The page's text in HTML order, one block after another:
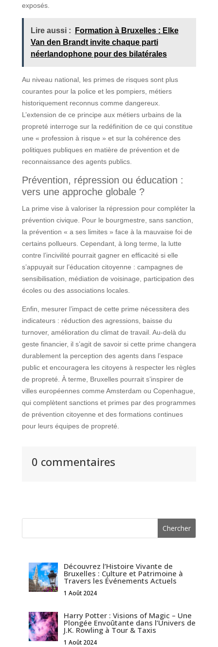
exposés.
Lire aussi :
Formation à Bruxelles : Elke
Van den Brandt invite chaque parti
néerlandophone pour des bilatérales
Au niveau national, les primes de risques sont plus
courantes pour la police et les pompiers, métiers
historiquement reconnus comme dangereux.
L’extension de ce principe aux métiers urbains de la
propreté interroge sur la redéfinition de ce qui constitue
une « profession à risque » et sur la cohérence des
politiques publiques en matière de prévention et de
reconnaissance des agents publics.
Prévention, répression ou éducation :
vers une approche globale ?
La prime vise à valoriser la répression pour compléter la
prévention civique. Pour le bourgmestre, sans sanction,
la prévention « a ses limites » face à la mauvaise foi de
certains pollueurs. Cependant, à long terme, la lutte
contre l’incivilité pourrait gagner en efficacité si elle
s’appuyait sur l’éducation citoyenne : campagnes de
sensibilisation, médiation de voisinage, participation des
écoles ou des associations locales.
Enfin, mesurer l’impact de cette prime nécessitera des
indicateurs : réduction des agressions, baisse du
turnover, amélioration du climat de travail. Au-delà du
geste financier, il s’agit de savoir si cette prime changera
durablement la perception des agents dans l’espace
public et encouragera les citoyens à respecter les règles
de propreté. À terme, Bruxelles pourrait s’inspirer de
villes européennes comme Amsterdam ou Copenhague,
qui complètent sanctions et primes par des programmes
de prévention citoyenne et des formations continues
pour leurs équipes de propreté.
0 commentaires
Découvrez l’Histoire Vivante de
Bruxelles : Culture et Patrimoine à
Travers les Événements Actuels
1 Août 2024
Harry Potter : Visions of Magic – Une
Plongée Envoûtante dans l’Univers de
J.K. Rowling à Tour & Taxis
1 Août 2024